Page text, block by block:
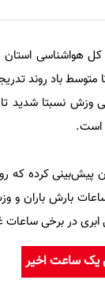
کل هواشناسی
متوسط باد روند
نسبتا شدید
است.
بارش باران
در برخی ساعات
یک ساعت اخیر